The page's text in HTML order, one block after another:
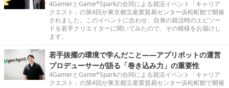
4GamerとGame*Sparkの合同による就活イベント「キャリア
クエスト」の第4回が東京都立産業貿易センター浜松町館で開催
されました。このイベントに合わせ、自身の就活時のエピソー
ドを若手クリエイターに聞いてみたので、その模様をお届けし
ます。
若手抜擢の環境で学んだこと――アプリボットの運営
プロデューサーが語る「巻き込み力」の重要性
4GamerとGame*Sparkの合同による就活イベント「キャリア
クエスト」の第4回が東京都立産業貿易センター浜松町館で開催